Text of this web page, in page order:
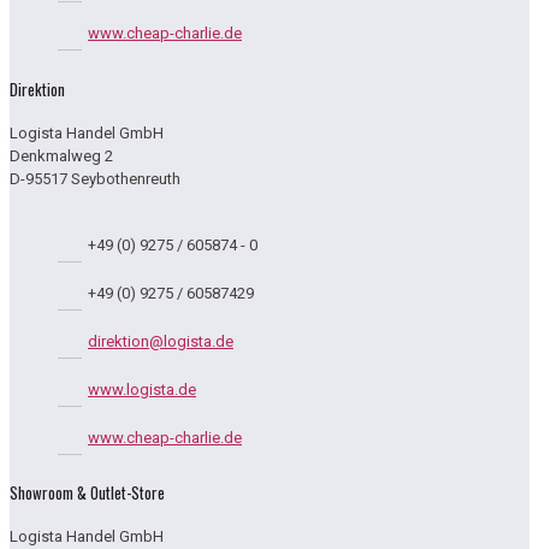
www.cheap-charlie.de
Direktion
Logista Handel GmbH
Denkmalweg 2
D-95517 Seybothenreuth
+49 (0) 9275 / 605874 - 0
+49 (0) 9275 / 60587429
direktion@logista.de
www.logista.de
www.cheap-charlie.de
Showroom & Outlet-Store
Logista Handel GmbH